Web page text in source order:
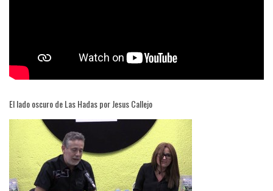
El lado oscuro de Las Hadas por Jesus Callejo